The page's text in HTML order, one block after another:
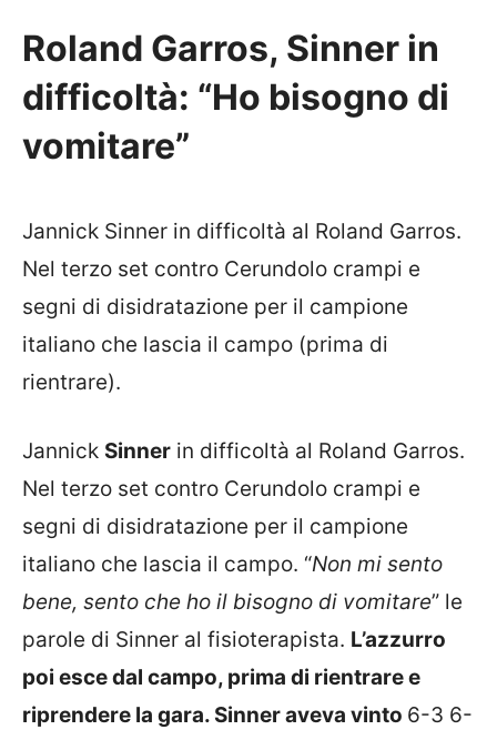
Roland Garros, Sinner in
difficoltà: “Ho bisogno di
vomitare”
Jannick Sinner in difficoltà al Roland Garros.
Nel terzo set contro Cerundolo crampi e
segni di disidratazione per il campione
italiano che lascia il campo (prima di
rientrare).
Jannick Sinner in difficoltà al Roland Garros.
Nel terzo set contro Cerundolo crampi e
segni di disidratazione per il campione
italiano che lascia il campo. “Non mi sento
bene, sento che ho il bisogno di vomitare” le
parole di Sinner al fisioterapista. L’azzurro
poi esce dal campo, prima di rientrare e
riprendere la gara. Sinner aveva vinto 6-3 6-